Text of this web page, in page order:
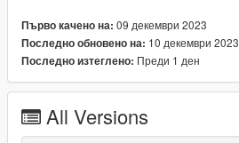
Първо качено на: 09 декември 2023
Последно обновено на: 10 декември 2023
Последно изтеглено: Преди 1 ден
All Versions